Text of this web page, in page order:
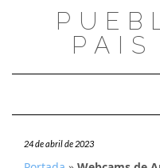
PAIS
24 de abril de 2023